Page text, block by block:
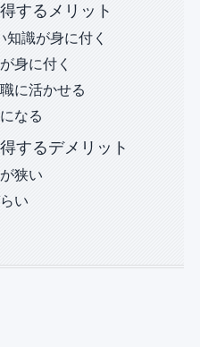
するメリット
知識が身に付く
身に付く
に活かせる
なる
するデメリット
狭い
い